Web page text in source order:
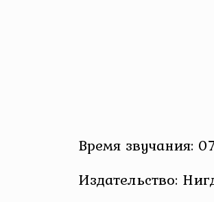
Время звучания:
Издательство: